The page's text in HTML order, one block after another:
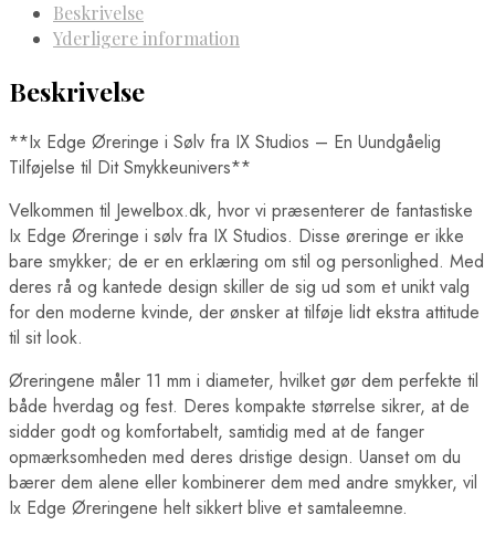
Beskrivelse
Yderligere information
Beskrivelse
**Ix Edge Øreringe i Sølv fra IX Studios – En Uundgåelig
Tilføjelse til Dit Smykkeunivers**
Velkommen til Jewelbox.dk, hvor vi præsenterer de fantastiske
Ix Edge Øreringe i sølv fra IX Studios. Disse øreringe er ikke
bare smykker; de er en erklæring om stil og personlighed. Med
deres rå og kantede design skiller de sig ud som et unikt valg
for den moderne kvinde, der ønsker at tilføje lidt ekstra attitude
til sit look.
Øreringene måler 11 mm i diameter, hvilket gør dem perfekte til
både hverdag og fest. Deres kompakte størrelse sikrer, at de
sidder godt og komfortabelt, samtidig med at de fanger
opmærksomheden med deres dristige design. Uanset om du
bærer dem alene eller kombinerer dem med andre smykker, vil
Ix Edge Øreringene helt sikkert blive et samtaleemne.